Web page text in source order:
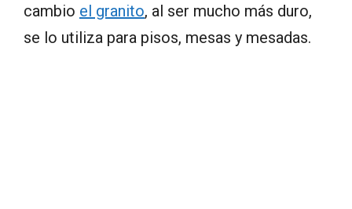
cambio el granito, al ser mucho más duro,
se lo utiliza para pisos, mesas y mesadas.